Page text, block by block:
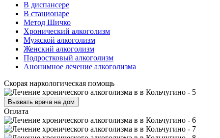
В диспансере
В стационаре
Метод Шичко
Хронический алкоголизм
Мужской алкоголизм
Женский алкоголизм
Подростковый алкоголизм
Анонимное лечение алкоголизма
Скорая наркологическая помощь
Вызвать врача на дом
Оплата